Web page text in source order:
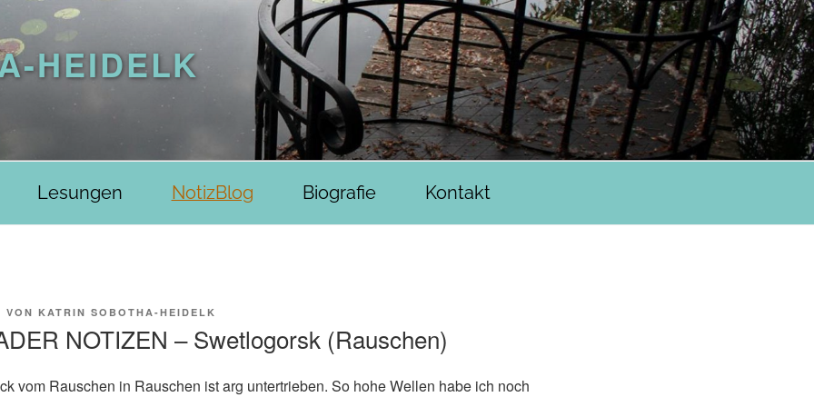
HEIDELK
Lesungen NotizBlog Biografie Kontakt
VON KATRIN SOBOTHA-HEIDELK
NOTIZEN – Swetlogorsk (Rauschen)
vom Rauschen in Rauschen ist arg untertrieben. So hohe Wellen habe ich noch